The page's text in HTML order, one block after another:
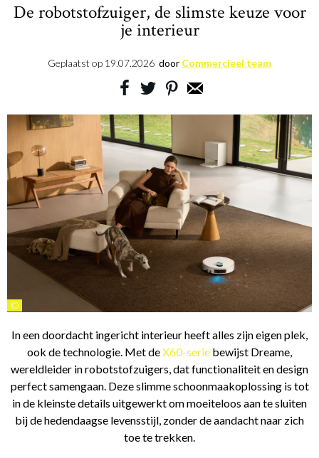
De robotstofzuiger, de slimste keuze voor
je interieur
Geplaatst op 19.07.2026 door Commercieel team
©
In een doordacht ingericht interieur heeft alles zijn eigen plek,
ook de technologie. Met deX60-serie bewijst Dreame,
wereldleider in robotstofzuigers, dat functionaliteit en design
perfect samengaan. Deze slimme schoonmaakoplossing is tot
in de kleinste details uitgewerkt om moeiteloos aan te sluiten
bij de hedendaagse levensstijl, zonder de aandacht naar zich
toe te trekken.